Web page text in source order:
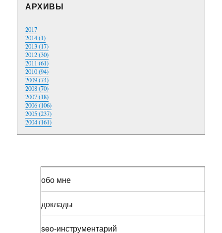
АРХИВЫ
2017
2014 (1)
2013 (17)
2012 (30)
2011 (61)
2010 (94)
2009 (74)
2008 (70)
2007 (18)
2006 (106)
2005 (237)
2004 (161)
обо мне
доклады
seo-инструментарий